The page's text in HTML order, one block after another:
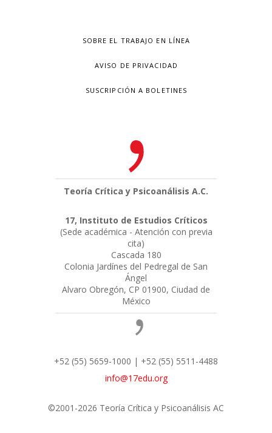
SOBRE EL TRABAJO EN LÍNEA
AVISO DE PRIVACIDAD
SUSCRIPCIÓN A BOLETINES
Teoría Crítica y Psicoanálisis A.C.
17, Instituto de Estudios Críticos
(Sede académica - Atención con previa
cita)
Cascada 180
Colonia Jardínes del Pedregal de San
Ángel
Alvaro Obregón, CP 01900, Ciudad de
México
+52 (55) 5659-1000 | +52 (55) 5511-4488
info@17edu.org
©2001-2026 Teoría Crítica y Psicoanálisis AC